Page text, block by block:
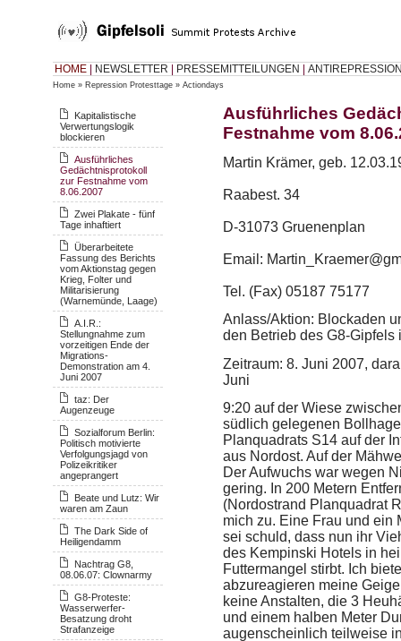
HOME NEWSLETTER PRESSEMITTEILUNGEN
Home » Repression Protesttage » Actiondays
Kapitalistische
Verwertungslogik
blockieren
Ausführliches
Gedächtnisprotokoll
zur Festnahme vom
8.06.2007
Zwei Plakate - fünf
Tage inhaftiert
Überarbeitete
Fassung des Berichts
vom Aktionstag gegen
Krieg, Folter und
Militarisierung
(Warnemünde, Laage)
A.I.R.:
Stellungnahme zum
vorzeitigen Ende der
Migrations-
Demonstration am 4.
Juni 2007
taz: Der
Augenzeuge
Sozialforum Berlin:
Politisch motivierte
Verfolgungsjagd von
Polizeikritiker
angeprangert
Beate und Lutz: Wir
waren am Zaun
The Dark Side of
Heiligendamm
Nachtrag G8,
08.06.07: Clownarmy
G8-Proteste:
Wasserwerfer-
Besatzung droht
Strafanzeige
Ausführliches
Festnahme vom
Martin Krämer, geb.
Raabest. 34
D-31073 Gruenenplan
Email:
Tel. (Fax) 05187 75177
Anlass/Aktion: Blockaden
den Betrieb des G8-Gipfels
Zeitraum: 8. Juni 2007,
Juni
9:20 auf der Wiese
südlich gelegenen
Planquadrats S14 auf der
aus Nordost. Auf der
Der Aufwuchs war wegen
gering. In 200 Metern
(Nordostrand Planquadrat
mich zu. Eine Frau und ein
sei schuld, dass nun ihr
des Kempinski Hotels in
Futtermangel stirbt. Ich
abzureagieren meine
keine Anstalten, die 3
und einem halben Meter
augenscheinlich teilweise